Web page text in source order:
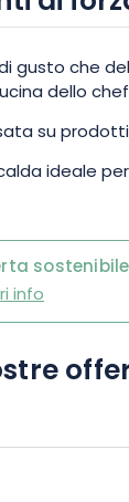
gusto che
dello chef
su
ideale
info